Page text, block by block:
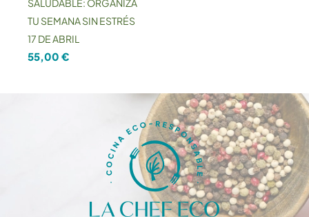
SALUDABLE: ORGANIZA
TU SEMANA SIN ESTRÉS
17 DE ABRIL
55,00 €